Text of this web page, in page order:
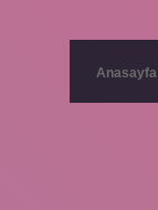
Anasayfa